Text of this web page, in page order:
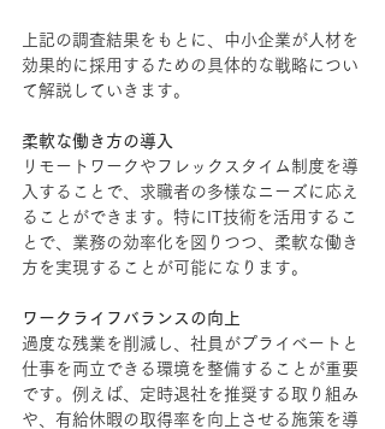
上記の調査結果をもとに、中小企業が人材を
効果的に採用するための具体的な戦略につい
て解説していきます。
柔軟な働き方の導入
リモートワークやフレックスタイム制度を導
入することで、求職者の多様なニーズに応え
ることができます。特にIT技術を活用するこ
とで、業務の効率化を図りつつ、柔軟な働き
方を実現することが可能になります。
ワークライフバランスの向上
過度な残業を削減し、社員がプライベートと
仕事を両立できる環境を整備することが重要
です。例えば、定時退社を推奨する取り組み
や、有給休暇の取得率を向上させる施策を導